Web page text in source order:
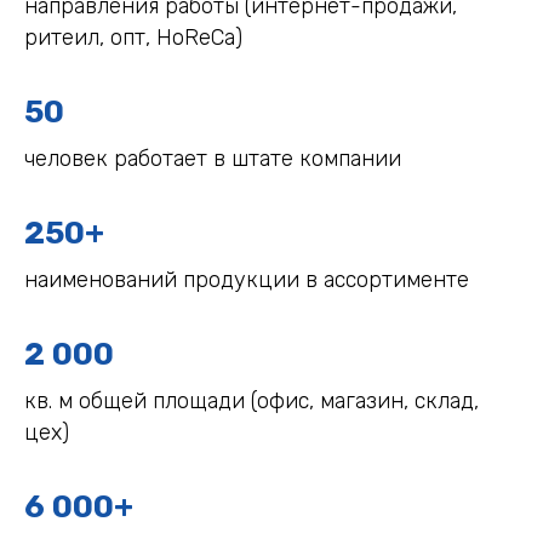
направления работы (интернет-продажи,
ритеил, опт, HoReCa)
50
человек работает в штате компании
250+
наименований продукции в ассортименте
2 000
кв. м общей площади (офис, магазин, склад,
цех)
6 000+